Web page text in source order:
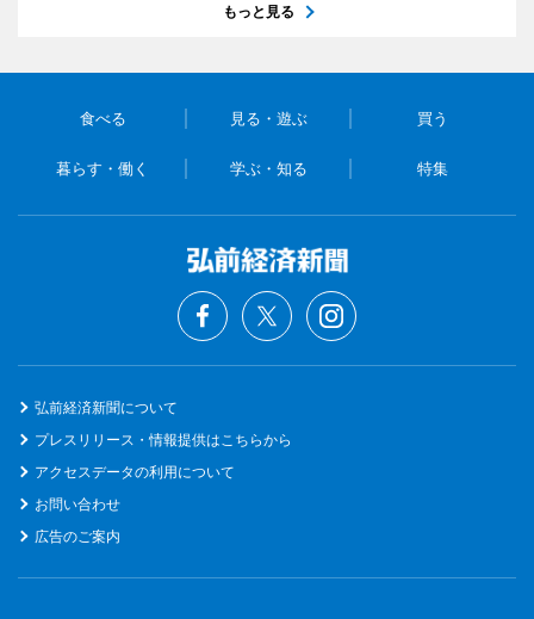
もっと見る
食べる 見る・遊ぶ 買う
暮らす・働く 学ぶ・知る 特集
弘前経済新聞について
プレスリリース・情報提供はこちらから
アクセスデータの利用について
お問い合わせ
広告のご案内